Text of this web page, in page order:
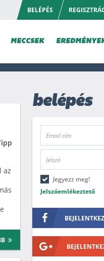
BELÉPÉS
MECCSEK
az
belépés
Jegyezz meg!
Jelszóemlékeztető